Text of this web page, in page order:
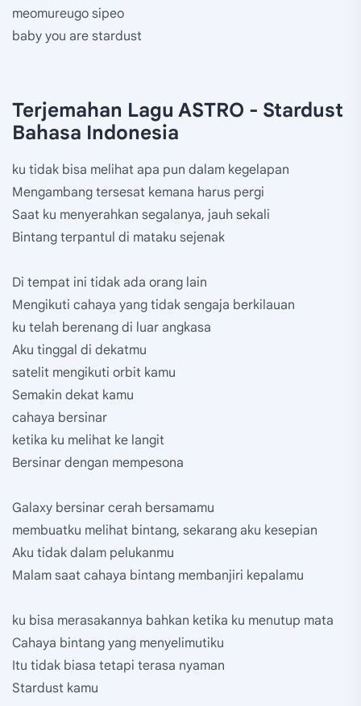
meomureugo sipeo
baby you are stardust
Terjemahan Lagu ASTRO - Stardust
Bahasa Indonesia
ku tidak bisa melihat apa pun dalam kegelapan
Mengambang tersesat kemana harus pergi
Saat ku menyerahkan segalanya, jauh sekali
Bintang terpantul di mataku sejenak
Di tempat ini tidak ada orang lain
Mengikuti cahaya yang tidak sengaja berkilauan
ku telah berenang di luar angkasa
Aku tinggal di dekatmu
satelit mengikuti orbit kamu
Semakin dekat kamu
cahaya bersinar
ketika ku melihat ke langit
Bersinar dengan mempesona
Galaxy bersinar cerah bersamamu
membuatku melihat bintang, sekarang aku kesepian
Aku tidak dalam pelukanmu
Malam saat cahaya bintang membanjiri kepalamu
ku bisa merasakannya bahkan ketika ku menutup mata
Cahaya bintang yang menyelimutiku
Itu tidak biasa tetapi terasa nyaman
Stardust kamu